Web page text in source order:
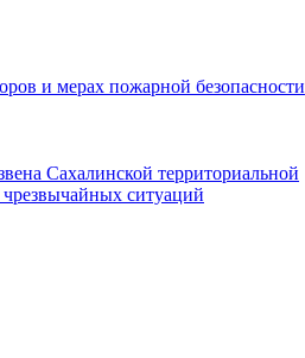
и мерах пожарной безопасности
Сахалинской территориальной
ситуаций